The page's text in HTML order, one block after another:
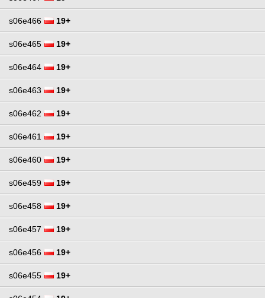
s06e466 19+
s06e465 19+
s06e464 19+
s06e463 19+
s06e462 19+
s06e461 19+
s06e460 19+
s06e459 19+
s06e458 19+
s06e457 19+
s06e456 19+
s06e455 19+